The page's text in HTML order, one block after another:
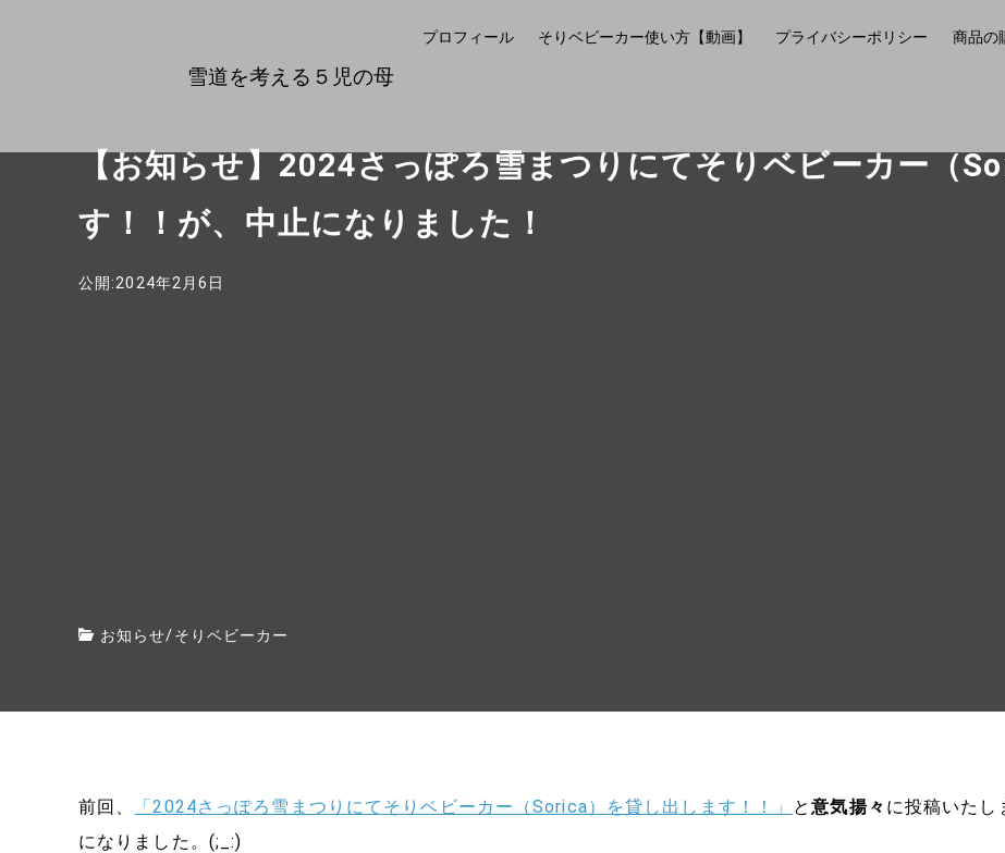
雪道を考える５児の母
プロフィール そりベビーカー使い方【動画】 プライバシーポリシー 商品の
【お知らせ】2024さっぽろ雪まつりにてそりベビーカー（
す！！が、中止になりました！
公開:2024年2月6日
お知らせ/そりベビーカー
前回、 「2024さっぽろ雪まつりにてそりベビーカー（Sorica）を貸し出します！！」 と意気揚々 に投稿いたし
になりました。(;_:)